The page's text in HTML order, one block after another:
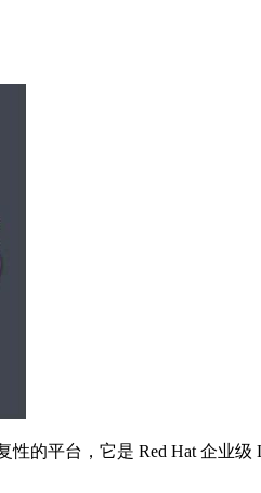
性的平台，它是 Red Hat 企业